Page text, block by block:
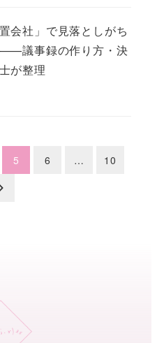
会社」で見落としがち
議事録の作り方・決
が整理
5 6 … 10